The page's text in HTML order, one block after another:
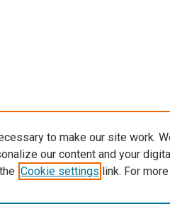
to make our site work.
our content and your
Cookie settings link. For